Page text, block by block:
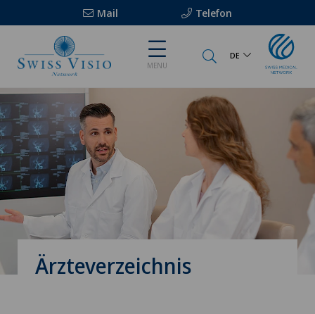
Mail Telefon
MENU
DE
Ärzteverzeichnis